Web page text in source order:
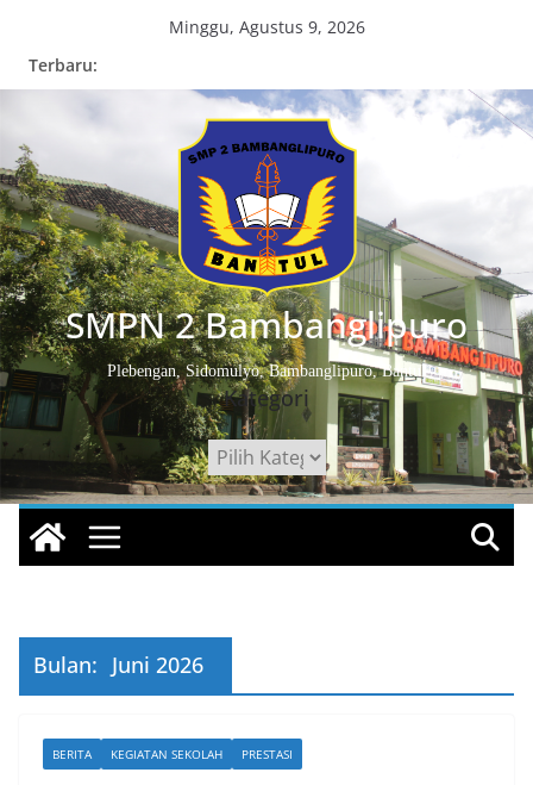
Minggu, Agustus 9, 2026
Terbaru:
SMPN 2 Bambanglipuro
Plebengan, Sidomulyo, Bambanglipuro, Bantul
Kategori
Kategori
Bulan: Juni 2026
BERITA KEGIATAN SEKOLAH PRESTASI